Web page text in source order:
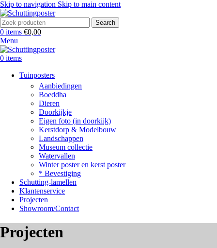
Skip to navigation Skip to main content
Search
0 items €0,00
Menu
0 items
Tuinposters
Aanbiedingen
Boeddha
Dieren
Doorkijkje
Eigen foto (in doorkijk)
Kerstdorp & Modelbouw
Landschappen
Museum collectie
Watervallen
Winter poster en kerst poster
* Bevestiging
Schutting-lamellen
Klantenservice
Projecten
Showroom/Contact
Projecten